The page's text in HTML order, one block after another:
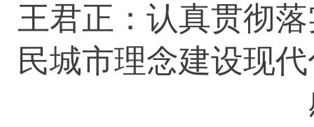
王君正：认真贯彻
民城市理念建设现